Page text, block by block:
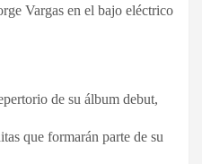
Vargas en el bajo eléctrico
de su álbum debut,
que formarán parte de su